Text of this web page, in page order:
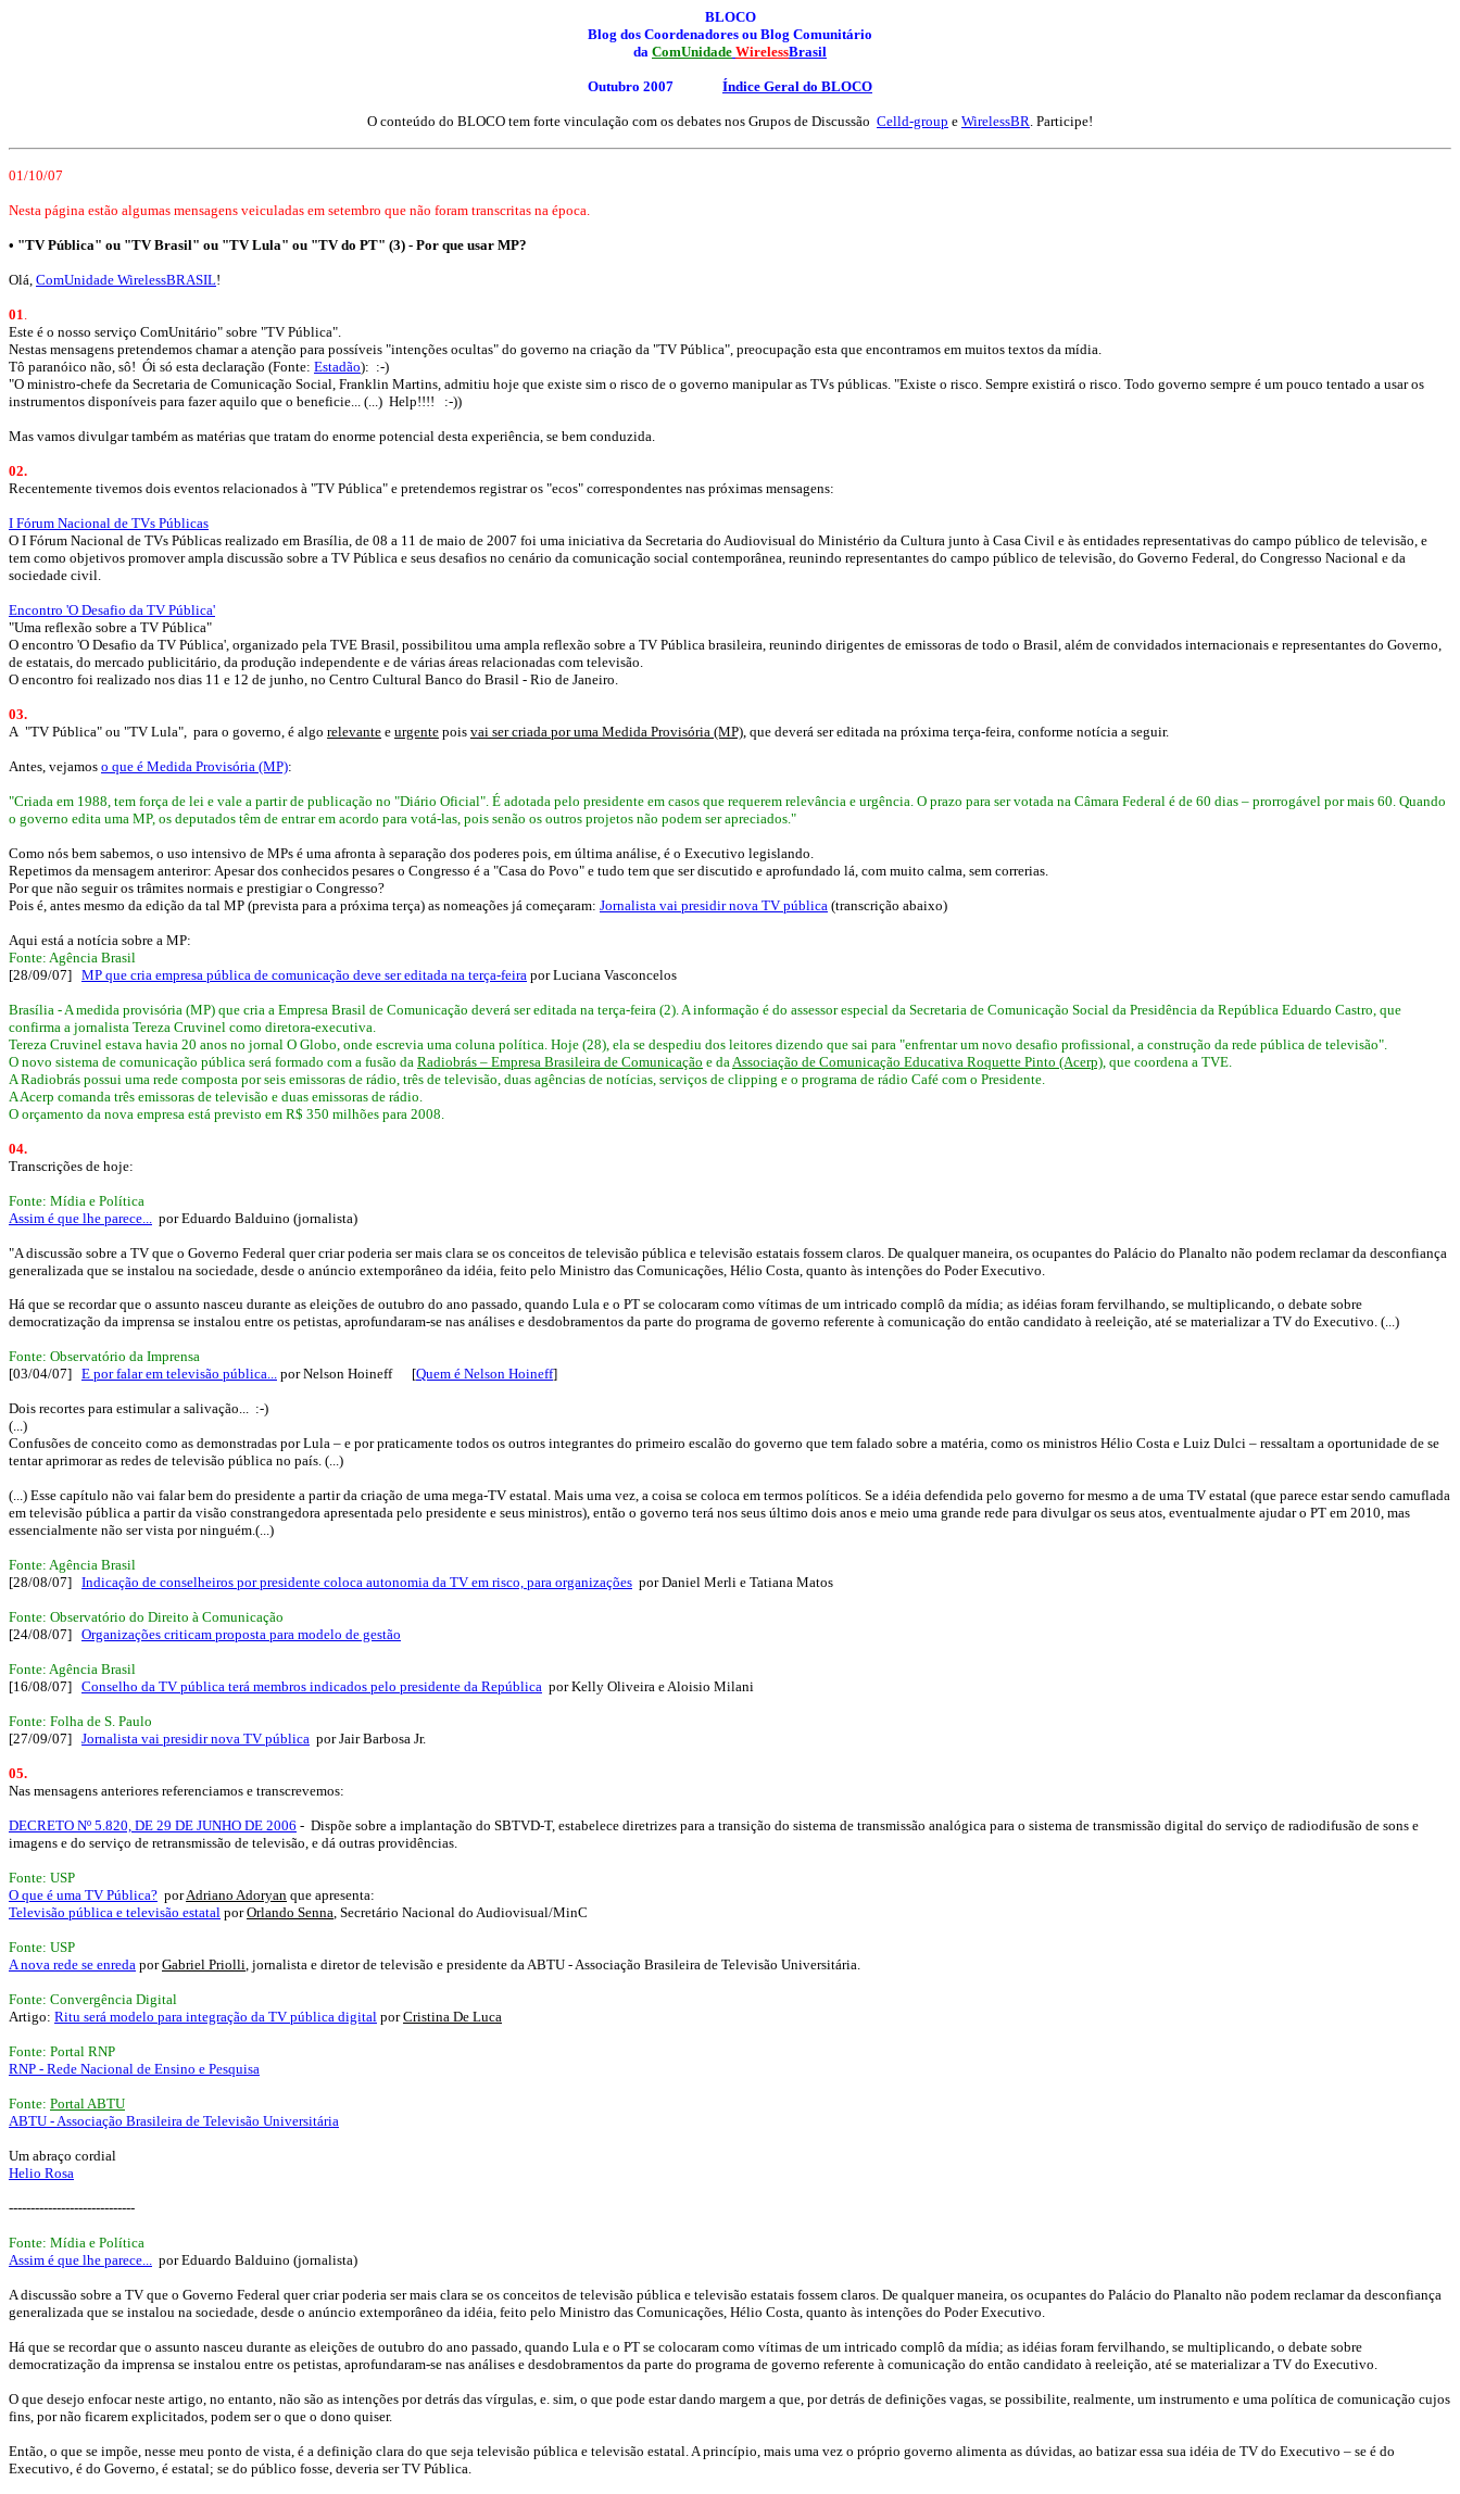
BLOCO
Blog dos Coordenadores ou Blog Comunitário
da ComUnidade WirelessBrasil
Outubro 2007 Índice Geral do BLOCO
O conteúdo do BLOCO tem forte vinculação com os debates nos Grupos de Discussão Celld-group e WirelessBR. Participe!
01/10/07
Nesta página estão algumas mensagens veiculadas em setembro que não foram transcritas na época.
• "TV Pública" ou "TV Brasil" ou "TV Lula" ou "TV do PT" (3) - Por que usar MP?
Olá, ComUnidade WirelessBRASIL!
01.
Este é o nosso serviço ComUnitário" sobre "TV Pública".
Nestas mensagens pretendemos chamar a atenção para possíveis "intenções ocultas" do governo na criação da "TV Pública", preocupação esta que encontramos em muitos textos da mídia.
Tô paranóico não, sô! Ói só esta declaração (Fonte: Estadão): :-)
"O ministro-chefe da Secretaria de Comunicação Social, Franklin Martins, admitiu hoje que existe sim o risco de o governo manipular as TVs públicas. "Existe o risco. Sempre existirá o risco. Todo governo sempre é um pouco tentado a usar os
instrumentos disponíveis para fazer aquilo que o beneficie... (...) Help!!!! :-))
Mas vamos divulgar também as matérias que tratam do enorme potencial desta experiência, se bem conduzida.
02.
Recentemente tivemos dois eventos relacionados à "TV Pública" e pretendemos registrar os "ecos" correspondentes nas próximas mensagens:
I Fórum Nacional de TVs Públicas
O I Fórum Nacional de TVs Públicas realizado em Brasília, de 08 a 11 de maio de 2007 foi uma iniciativa da Secretaria do Audiovisual do Ministério da Cultura junto à Casa Civil e às entidades representativas do campo público de televisão, e
tem como objetivos promover ampla discussão sobre a TV Pública e seus desafios no cenário da comunicação social contemporânea, reunindo representantes do campo público de televisão, do Governo Federal, do Congresso Nacional e da
sociedade civil.
Encontro 'O Desafio da TV Pública'
"Uma reflexão sobre a TV Pública"
O encontro 'O Desafio da TV Pública', organizado pela TVE Brasil, possibilitou uma ampla reflexão sobre a TV Pública brasileira, reunindo dirigentes de emissoras de todo o Brasil, além de convidados internacionais e representantes do Governo,
de estatais, do mercado publicitário, da produção independente e de várias áreas relacionadas com televisão.
O encontro foi realizado nos dias 11 e 12 de junho, no Centro Cultural Banco do Brasil - Rio de Janeiro.
03.
A "TV Pública" ou "TV Lula", para o governo, é algo relevante e urgente pois vai ser criada por uma Medida Provisória (MP), que deverá ser editada na próxima terça-feira, conforme notícia a seguir.
Antes, vejamos o que é Medida Provisória (MP):
"Criada em 1988, tem força de lei e vale a partir de publicação no "Diário Oficial". É adotada pelo presidente em casos que requerem relevância e urgência. O prazo para ser votada na Câmara Federal é de 60 dias – prorrogável por mais 60. Quando
o governo edita uma MP, os deputados têm de entrar em acordo para votá-las, pois senão os outros projetos não podem ser apreciados."
Como nós bem sabemos, o uso intensivo de MPs é uma afronta à separação dos poderes pois, em última análise, é o Executivo legislando.
Repetimos da mensagem anteriror: Apesar dos conhecidos pesares o Congresso é a "Casa do Povo" e tudo tem que ser discutido e aprofundado lá, com muito calma, sem correrias.
Por que não seguir os trâmites normais e prestigiar o Congresso?
Pois é, antes mesmo da edição da tal MP (prevista para a próxima terça) as nomeações já começaram: Jornalista vai presidir nova TV pública (transcrição abaixo)
Aqui está a notícia sobre a MP:
Fonte: Agência Brasil
[28/09/07] MP que cria empresa pública de comunicação deve ser editada na terça-feira por Luciana Vasconcelos
Brasília - A medida provisória (MP) que cria a Empresa Brasil de Comunicação deverá ser editada na terça-feira (2). A informação é do assessor especial da Secretaria de Comunicação Social da Presidência da República Eduardo Castro, que
confirma a jornalista Tereza Cruvinel como diretora-executiva.
Tereza Cruvinel estava havia 20 anos no jornal O Globo, onde escrevia uma coluna política. Hoje (28), ela se despediu dos leitores dizendo que sai para "enfrentar um novo desafio profissional, a construção da rede pública de televisão".
O novo sistema de comunicação pública será formado com a fusão da Radiobrás – Empresa Brasileira de Comunicação e daAssociação de Comunicação Educativa Roquette Pinto (Acerp), que coordena a TVE.
A Radiobrás possui uma rede composta por seis emissoras de rádio, três de televisão, duas agências de notícias, serviços de clipping e o programa de rádio Café com o Presidente.
A Acerp comanda três emissoras de televisão e duas emissoras de rádio.
O orçamento da nova empresa está previsto em R$ 350 milhões para 2008.
04.
Transcrições de hoje:
Fonte: Mídia e Política
Assim é que lhe parece... por Eduardo Balduino (jornalista)
"A discussão sobre a TV que o Governo Federal quer criar poderia ser mais clara se os conceitos de televisão pública e televisão estatais fossem claros. De qualquer maneira, os ocupantes do Palácio do Planalto não podem reclamar da desconfiança
generalizada que se instalou na sociedade, desde o anúncio extemporâneo da idéia, feito pelo Ministro das Comunicações, Hélio Costa, quanto às intenções do Poder Executivo.
Há que se recordar que o assunto nasceu durante as eleições de outubro do ano passado, quando Lula e o PT se colocaram como vítimas de um intricado complô da mídia; as idéias foram fervilhando, se multiplicando, o debate sobre
democratização da imprensa se instalou entre os petistas, aprofundaram-se nas análises e desdobramentos da parte do programa de governo referente à comunicação do então candidato à reeleição, até se materializar a TV do Executivo. (...)
Fonte: Observatório da Imprensa
[03/04/07] E por falar em televisão pública... por Nelson Hoineff [Quem é Nelson Hoineff]
Dois recortes para estimular a salivação... :-)
(...)
Confusões de conceito como as demonstradas por Lula – e por praticamente todos os outros integrantes do primeiro escalão do governo que tem falado sobre a matéria, como os ministros Hélio Costa e Luiz Dulci – ressaltam a oportunidade de se
tentar aprimorar as redes de televisão pública no país. (...)
(...) Esse capítulo não vai falar bem do presidente a partir da criação de uma mega-TV estatal. Mais uma vez, a coisa se coloca em termos políticos. Se a idéia defendida pelo governo for mesmo a de uma TV estatal (que parece estar sendo camuflada
em televisão pública a partir da visão constrangedora apresentada pelo presidente e seus ministros), então o governo terá nos seus último dois anos e meio uma grande rede para divulgar os seus atos, eventualmente ajudar o PT em 2010, mas
essencialmente não ser vista por ninguém.(...)
Fonte: Agência Brasil
[28/08/07] Indicação de conselheiros por presidente coloca autonomia da TV em risco, para organizações por Daniel Merli e Tatiana Matos
Fonte: Observatório do Direito à Comunicação
[24/08/07] Organizações criticam proposta para modelo de gestão
Fonte: Agência Brasil
[16/08/07] Conselho da TV pública terá membros indicados pelo presidente da República por Kelly Oliveira e Aloisio Milani
Fonte: Folha de S. Paulo
[27/09/07] Jornalista vai presidir nova TV pública por Jair Barbosa Jr.
05.
Nas mensagens anteriores referenciamos e transcrevemos:
DECRETO Nº 5.820, DE 29 DE JUNHO DE 2006 - Dispõe sobre a implantação do SBTVD-T, estabelece diretrizes para a transição do sistema de transmissão analógica para o sistema de transmissão digital do serviço de radiodifusão de sons e
imagens e do serviço de retransmissão de televisão, e dá outras providências.
Fonte: USP
O que é uma TV Pública? porAdriano Adoryan que apresenta:
Televisão pública e televisão estatal porOrlando Senna, Secretário Nacional do Audiovisual/MinC
Fonte: USP
A nova rede se enreda porGabriel Priolli, jornalista e diretor de televisão e presidente da ABTU - Associação Brasileira de Televisão Universitária.
Fonte: Convergência Digital
Artigo: Ritu será modelo para integração da TV pública digital porCristina De Luca
Fonte: Portal RNP
RNP - Rede Nacional de Ensino e Pesquisa
Fonte: Portal ABTU
ABTU - Associação Brasileira de Televisão Universitária
Um abraço cordial
Helio Rosa
-----------------------------
Fonte: Mídia e Política
Assim é que lhe parece... por Eduardo Balduino (jornalista)
A discussão sobre a TV que o Governo Federal quer criar poderia ser mais clara se os conceitos de televisão pública e televisão estatais fossem claros. De qualquer maneira, os ocupantes do Palácio do Planalto não podem reclamar da desconfiança
generalizada que se instalou na sociedade, desde o anúncio extemporâneo da idéia, feito pelo Ministro das Comunicações, Hélio Costa, quanto às intenções do Poder Executivo.
Há que se recordar que o assunto nasceu durante as eleições de outubro do ano passado, quando Lula e o PT se colocaram como vítimas de um intricado complô da mídia; as idéias foram fervilhando, se multiplicando, o debate sobre
democratização da imprensa se instalou entre os petistas, aprofundaram-se nas análises e desdobramentos da parte do programa de governo referente à comunicação do então candidato à reeleição, até se materializar a TV do Executivo.
O que desejo enfocar neste artigo, no entanto, não são as intenções por detrás das vírgulas, e. sim, o que pode estar dando margem a que, por detrás de definições vagas, se possibilite, realmente, um instrumento e uma política de comunicação cujos
fins, por não ficarem explicitados, podem ser o que o dono quiser.
Então, o que se impõe, nesse meu ponto de vista, é a definição clara do que seja televisão pública e televisão estatal. A princípio, mais uma vez o próprio governo alimenta as dúvidas, ao batizar essa sua idéia de TV do Executivo – se é do
Executivo, é do Governo, é estatal; se do público fosse, deveria ser TV Pública.